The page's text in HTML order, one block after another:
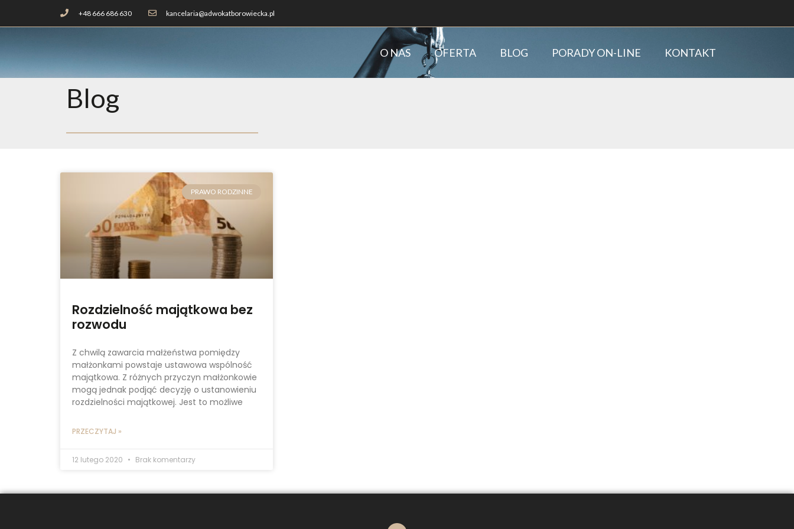
+48 666 686 630 kancelaria@adwokatborowiecka.pl
O NAS OFERTA BLOG PORADY ON-LINE KONTAKT
Blog
PRAWO RODZINNE
Rozdzielność majątkowa bez
rozwodu
Z chwilą zawarcia małżeństwa pomiędzy
małżonkami powstaje ustawowa wspólność
majątkowa. Z różnych przyczyn małżonkowie
mogą jednak podjąć decyzję o ustanowieniu
rozdzielności majątkowej. Jest to możliwe
PRZECZYTAJ »
12 lutego 2020 Brak komentarzy